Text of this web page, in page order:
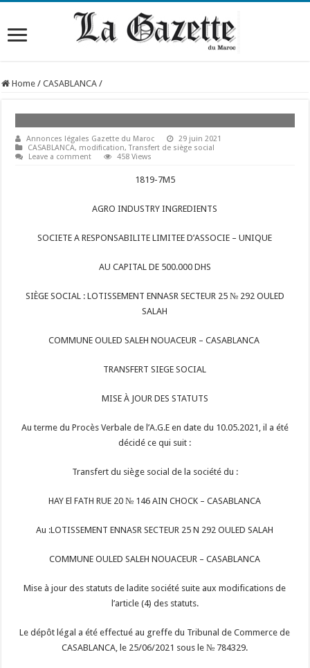
Home / CASABLANCA /
Annonces légales Gazette du Maroc
29 juin 2021
CASABLANCA, modification,Transfert de siège social
Leave a comment
458 Views
1819-7M5
AGRO INDUSTRY INGREDIENTS
SOCIETE A RESPONSABILITE LIMITEE D’ASSOCIE – UNIQUE
AU CAPITAL DE 500.000 DHS
SIÈGE SOCIAL : LOTISSEMENT ENNASR SECTEUR 25 № 292 OULED
SALAH
COMMUNE OULED SALEH NOUACEUR – CASABLANCA
TRANSFERT SIEGE SOCIAL
MISE À JOUR DES STATUTS
Au terme du Procès Verbale de l’A.G.E en date du 10.05.2021, il a été
décidé ce qui suit :
Transfert du siège social de la société du :
HAY El FATH RUE 20 № 146 AIN CHOCK – CASABLANCA
Au :LOTISSEMENT ENNASR SECTEUR 25 N 292 OULED SALAH
COMMUNE OULED SALEH NOUACEUR – CASABLANCA
Mise à jour des statuts de ladite société suite aux modifications de
l’article (4) des statuts.
Le dépôt légal a été effectué au greffe du Tribunal de Commerce de
CASABLANCA, le 25/06/2021 sous le № 784329.